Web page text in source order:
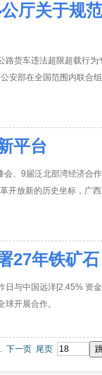
厅关于规
货车违法超限超载行
安部在全国范围内联合
平台
、9届泛北部湾经济合
放新的历史坐标，广
27年铁矿石
与中国远洋[2.45% 资
开展合作。
下一页 尾页